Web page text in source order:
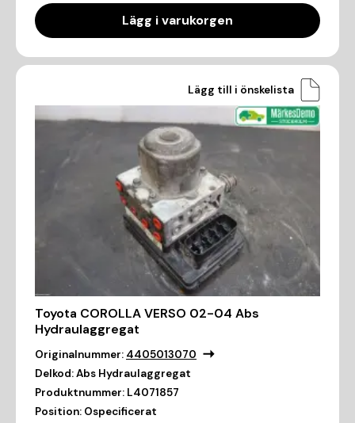
Lägg i varukorgen
Lägg till i önskelista
Toyota COROLLA VERSO 02-04 Abs
Hydraulaggregat
Originalnummer: 4405013070
Delkod:Abs Hydraulaggregat
Produktnummer: L4071857
Position: Ospecificerat